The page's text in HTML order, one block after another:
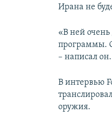
Ирана не
«В ней
программы.
– написал он.
В интервью
оружия.